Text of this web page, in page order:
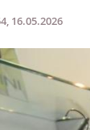
16.05.2026